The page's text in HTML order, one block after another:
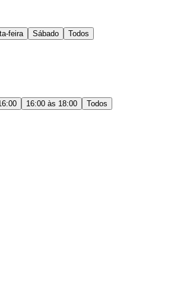
feira Sábado Todos
16:00 às 18:00 Todos